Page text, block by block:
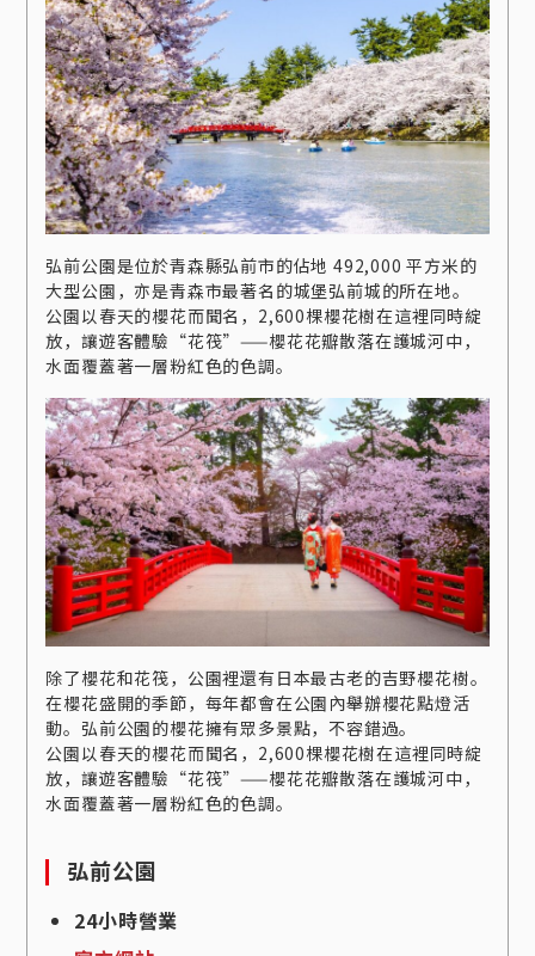
弘前公園是位於青森縣弘前市的佔地 492,000 平方米的
大型公園，亦是青森市最著名的城堡弘前城的所在地。
公園以春天的櫻花而聞名，2,600棵櫻花樹在這裡同時綻
放，讓遊客體驗“花筏”——櫻花花瓣散落在護城河中，
水面覆蓋著一層粉紅色的色調。
除了櫻花和花筏，公園裡還有日本最古老的吉野櫻花樹。
在櫻花盛開的季節，每年都會在公園內舉辦櫻花點燈活
動。弘前公園的櫻花擁有眾多景點，不容錯過。
公園以春天的櫻花而聞名，2,600棵櫻花樹在這裡同時綻
放，讓遊客體驗“花筏”——櫻花花瓣散落在護城河中，
水面覆蓋著一層粉紅色的色調。
弘前公園
24小時營業